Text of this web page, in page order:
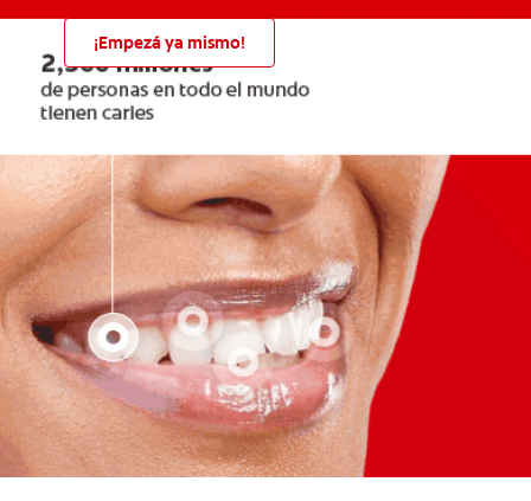
¡Empezá ya mismo!